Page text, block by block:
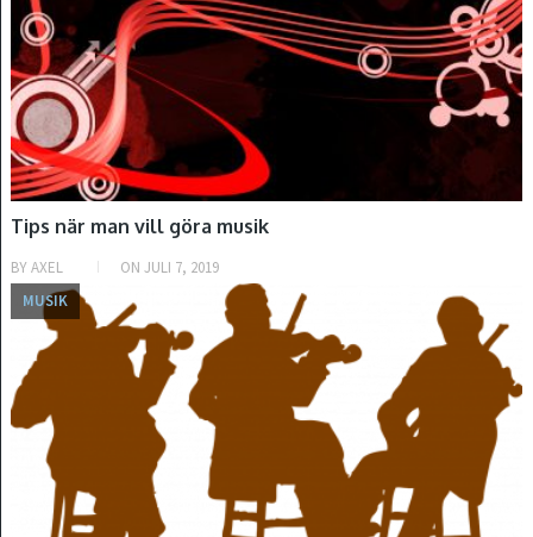
Tips när man vill göra musik
BY AXEL ON JULI 7, 2019
MUSIK